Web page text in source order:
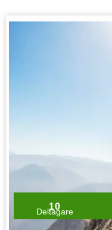
10
Deltagare